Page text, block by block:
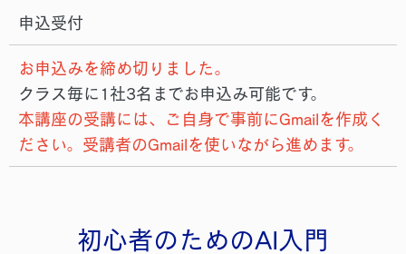
申込受付
お申込みを締め切りました。
クラス毎に1社3名までお申込み可能です。
本講座の受講には、ご自身で事前にGmailを作成く
ださい。受講者のGmailを使いながら進めます。
初心者のためのAI入門